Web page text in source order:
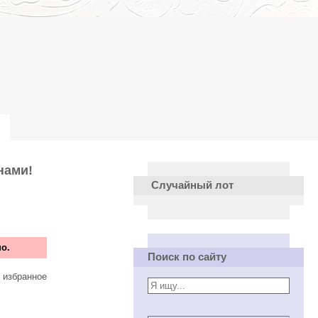
Случайный лот
Поиск по сайту